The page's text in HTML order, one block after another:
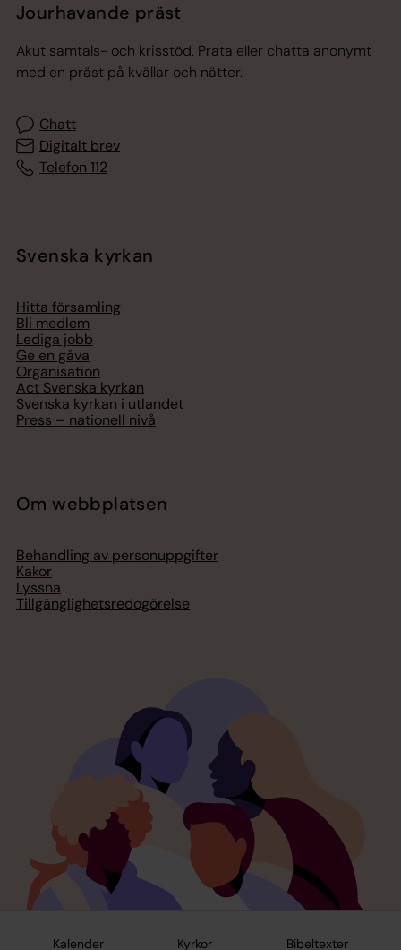
Kalender Kyrkor Bibeltexter
Jourhavande präst
Akut samtals- och krisstöd. Prata eller chatta anonymt
med en präst på kvällar och nätter.
Chatt
Digitalt brev
Telefon 112
Svenska kyrkan
Hitta församling
Bli medlem
Lediga jobb
Ge en gåva
Organisation
Act Svenska kyrkan
Svenska kyrkan i utlandet
Press – nationell nivå
Om webbplatsen
Behandling av personuppgifter
Kakor
Lyssna
Tillgänglighetsredogörelse